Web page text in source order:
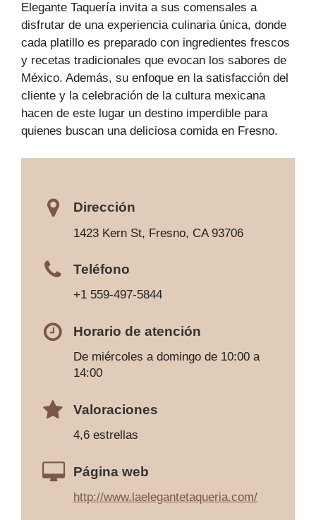
Elegante Taquería invita a sus comensales a
disfrutar de una experiencia culinaria única, donde
cada platillo es preparado con ingredientes frescos
y recetas tradicionales que evocan los sabores de
México. Además, su enfoque en la satisfacción del
cliente y la celebración de la cultura mexicana
hacen de este lugar un destino imperdible para
quienes buscan una deliciosa comida en Fresno.
Dirección
1423 Kern St, Fresno, CA 93706
Teléfono
+1 559-497-5844
Horario de atención
De miércoles a domingo de 10:00 a
14:00
Valoraciones
4,6 estrellas
Página web
http://www.laelegantetaqueria.com/